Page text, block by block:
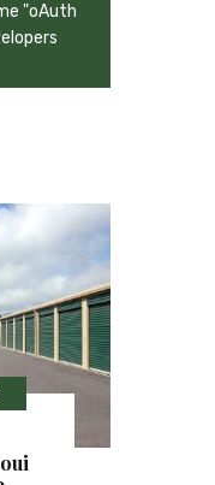
"oAuth